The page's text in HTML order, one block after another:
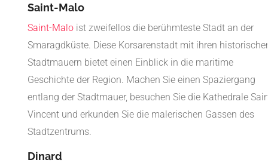
Saint-Malo
Saint-Malo ist zweifellos die berühmteste Stadt an der
Smaragdküste. Diese Korsarenstadt mit ihren
Stadtmauern bietet einen Einblick in die maritime
Geschichte der Region. Machen Sie einen Spaziergang
entlang der Stadtmauer, besuchen Sie die Kathedrale
Vincent und erkunden Sie die malerischen Gassen des
Stadtzentrums.
Dinard